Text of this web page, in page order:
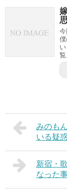
覧
みのも
いる疑
新宿・
なった